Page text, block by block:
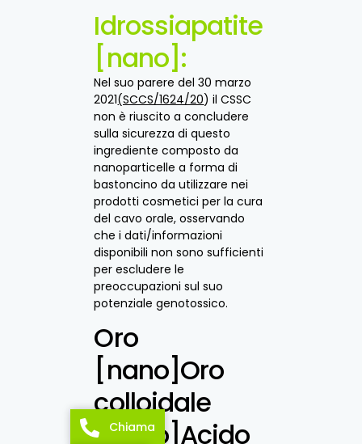
Idrossiapatite
[nano]:
Nel suo parere del 30 marzo
2021(SCCS/1624/20) il CSSC
non è riuscito a concludere
sulla sicurezza di questo
ingrediente composto da
nanoparticelle a forma di
bastoncino da utilizzare nei
prodotti cosmetici per la cura
del cavo orale, osservando
che i dati/informazioni
disponibili non sono sufficienti
per escludere le
preoccupazioni sul suo
potenziale genotossico.
Oro
[nano]Oro
colloidale
[nano]Acido
Chiama